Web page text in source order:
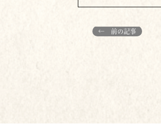
← 前の記事